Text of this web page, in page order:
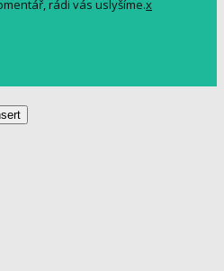
rádi vás uslyšíme.x